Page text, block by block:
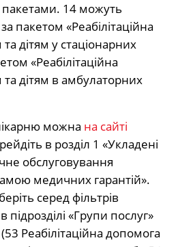
пакетами. 14 можуть
пакетом «Реабілітаційна
дітям у стаціонарних
«Реабілітаційна
дітям в амбулаторних
можна на сайті
в розділ 1 «Укладені
обслуговування
медичних гарантій».
серед фільтрів
«Групи послуг»
Реабілітаційна допомога